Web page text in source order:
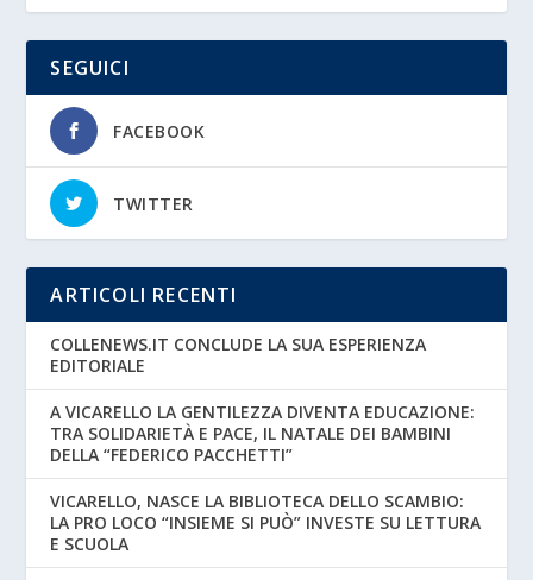
SEGUICI
FACEBOOK
TWITTER
ARTICOLI RECENTI
COLLENEWS.IT CONCLUDE LA SUA ESPERIENZA
EDITORIALE
A VICARELLO LA GENTILEZZA DIVENTA EDUCAZIONE:
TRA SOLIDARIETÀ E PACE, IL NATALE DEI BAMBINI
DELLA “FEDERICO PACCHETTI”
VICARELLO, NASCE LA BIBLIOTECA DELLO SCAMBIO:
LA PRO LOCO “INSIEME SI PUÒ” INVESTE SU LETTURA
E SCUOLA